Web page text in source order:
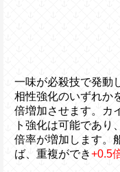
一味が必殺技で発動
相性強化のいずれか
倍増加させます。カ
ト強化は可能であり
倍率が増加します。
ば、重複ができ+0.5